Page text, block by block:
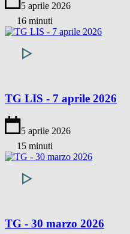
5 aprile 2026
16 minuti
TG LIS - 7 aprile 2026
5 aprile 2026
15 minuti
TG - 30 marzo 2026